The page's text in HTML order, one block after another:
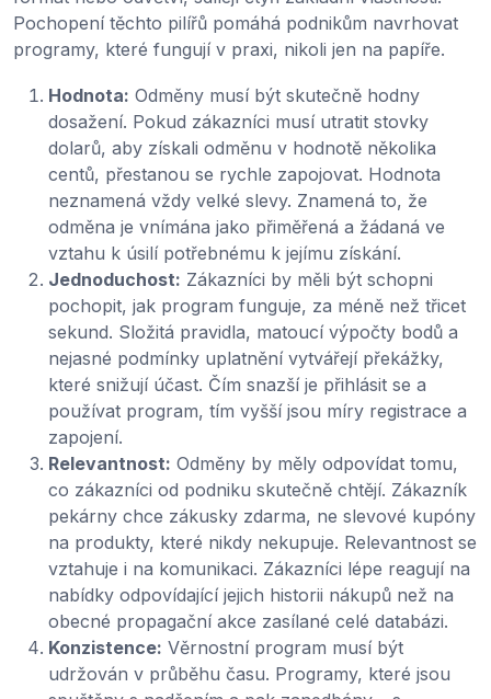
Pochopení těchto pilířů pomáhá podnikům navrhovat
programy, které fungují v praxi, nikoli jen na papíře.
Hodnota: Odměny musí být skutečně hodny
dosažení. Pokud zákazníci musí utratit stovky
dolarů, aby získali odměnu v hodnotě několika
centů, přestanou se rychle zapojovat. Hodnota
neznamená vždy velké slevy. Znamená to, že
odměna je vnímána jako přiměřená a žádaná ve
vztahu k úsilí potřebnému k jejímu získání.
Jednoduchost: Zákazníci by měli být schopni
pochopit, jak program funguje, za méně než třicet
sekund. Složitá pravidla, matoucí výpočty bodů a
nejasné podmínky uplatnění vytvářejí překážky,
které snižují účast. Čím snazší je přihlásit se a
používat program, tím vyšší jsou míry registrace a
zapojení.
Relevantnost: Odměny by měly odpovídat tomu,
co zákazníci od podniku skutečně chtějí. Zákazník
pekárny chce zákusky zdarma, ne slevové kupóny
na produkty, které nikdy nekupuje. Relevantnost se
vztahuje i na komunikaci. Zákazníci lépe reagují na
nabídky odpovídající jejich historii nákupů než na
obecné propagační akce zasílané celé databázi.
Konzistence: Věrnostní program musí být
udržován v průběhu času. Programy, které jsou